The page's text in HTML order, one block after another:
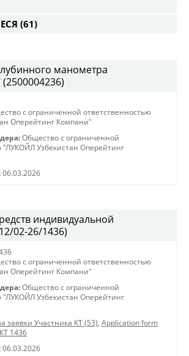
(61)
манометра
с ограниченной ответственностью
Оперейтинг Компани"
Общество с ограниченной
"ЛУКОЙЛ Узбекистан Оперейтинг
06.03.2026
индивидуальной
02-26/1436)
с ограниченной ответственностью
Оперейтинг Компани"
Общество с ограниченной
"ЛУКОЙЛ Узбекистан Оперейтинг
заявки Участника КТ (53), Application form
1436
06.03.2026